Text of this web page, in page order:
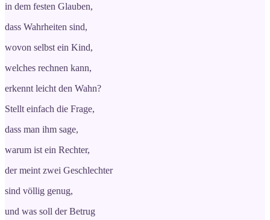
in dem festen Glauben,
dass Wahrheiten sind,
wovon selbst ein Kind,
welches rechnen kann,
erkennt leicht den Wahn?
Stellt einfach die Frage,
dass man ihm sage,
warum ist ein Rechter,
der meint zwei Geschlechter
sind völlig genug,
und was soll der Betrug